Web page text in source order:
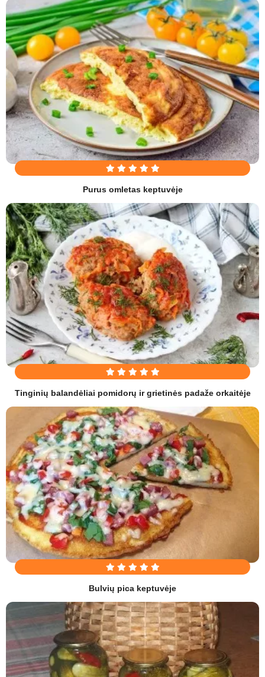
Purus omletas keptuvėje
Tinginių balandėliai pomidorų ir grietinės padaže orkaitėje
Bulvių pica keptuvėje